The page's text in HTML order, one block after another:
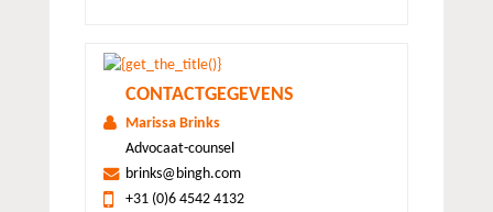
CONTACTGEGEVENS
Marissa Brinks
Advocaat-counsel
brinks@bingh.com
+31 (0)6 4542 4132